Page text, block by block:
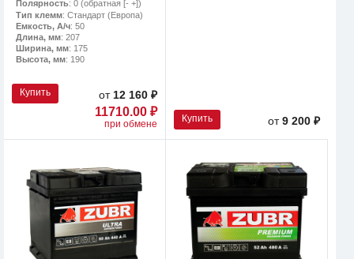
Полярность: 0 (обратная [- +])
Тип клемм: Стандарт (Европа)
Емкость, А/ч: 50
Длина, мм: 207
Ширина, мм: 175
Высота, мм: 190
Купить от 12 160 ₽
11710.00 ₽
при обмене Купить от9 200 ₽